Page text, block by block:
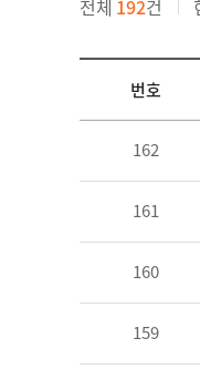
전체 192건
번호
162
161
160
159